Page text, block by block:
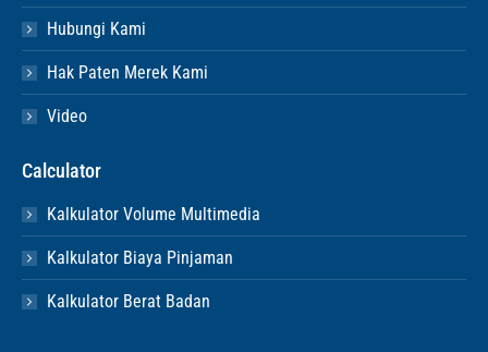
Hubungi Kami
Hak Paten Merek Kami
Video
Calculator
Kalkulator Volume Multimedia
Kalkulator Biaya Pinjaman
Kalkulator Berat Badan